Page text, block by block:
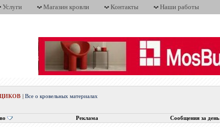
Услуги Магазин кровли Контакты Наши работы
|Все о кровельных материалах
Реклама Сообщения за день